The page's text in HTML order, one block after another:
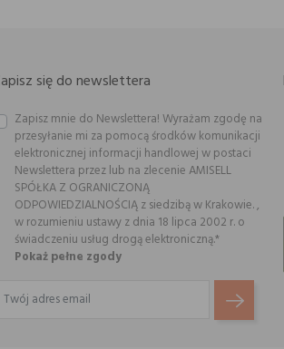
się do newslettera
Zapisz mnie do Newslettera! Wyrażam zgodę na
przesyłanie mi za pomocą środków komunikacji
elektronicznej informacji handlowej w postaci
Newslettera przez lub na zlecenie AMISELL
SPÓŁKA Z OGRANICZONĄ
ODPOWIEDZIALNOŚCIĄ z siedzibą w Krakowie. ,
w rozumieniu ustawy z dnia 18 lipca 2002 r. o
świadczeniu usług drogą elektroniczną.*
Pokaż pełne zgody